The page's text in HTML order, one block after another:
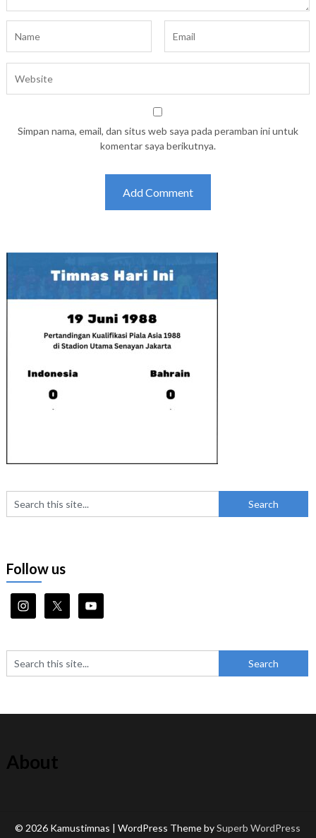
Simpan nama, email, dan situs web saya pada peramban ini untuk
komentar saya berikutnya.
Follow us
About
© 2026 Kamustimnas | WordPress Theme bySuperb WordPress